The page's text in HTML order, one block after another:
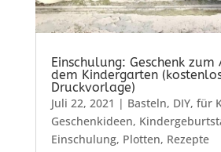
Einschulung: Geschenk zum
dem Kindergarten
Druckvorlage)
Juli 22, 2021 | Basteln, DIY, für
Geschenkideen,
Einschulung, Plotten, Rezepte